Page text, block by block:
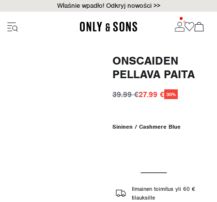
Właśnie wpadło! Odkryj nowości >>
ONSCAIDEN
PELLAVA PAITA
39.99 €27.99 € 30%
Sininen / Cashmere Blue
Ilmainen toimitus yli 60 €
tilauksille